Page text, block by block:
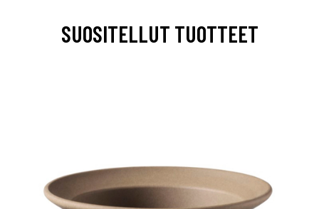
SUOSITELLUT TUOTTEET